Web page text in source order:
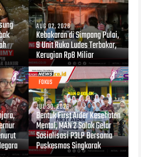
AUG 02, 2026
Kebakaran di Simpang Pulai,
9 Unit Ruko Ludes Terbakar,
Kerugian Rp8 Miliar
FOKUS
JUL 30, 2026
Bentuk First Aider Kesehatan
Mental, MAN 2 Solok Gelar
Sosialisasi P3LP Bersama
Puskesmas Singkarak